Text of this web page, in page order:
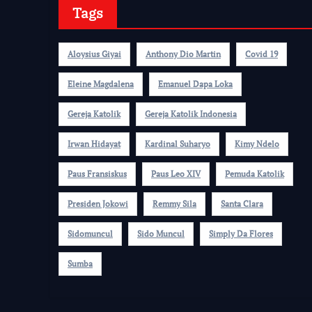
Tags
Aloysius Giyai Anthony Dio Martin Covid 19
Eleine Magdalena Emanuel Dapa Loka
Gereja Katolik Gereja Katolik Indonesia
Irwan Hidayat Kardinal Suharyo Kimy Ndelo
Paus Fransiskus Paus Leo XIV Pemuda Katolik
Presiden Jokowi Remmy Sila Santa Clara
Sidomuncul Sido Muncul Simply Da Flores
Sumba